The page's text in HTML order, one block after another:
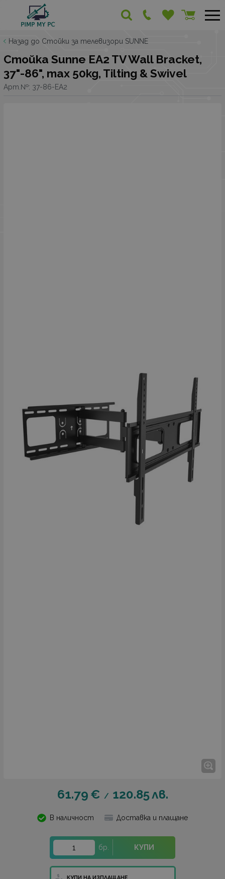
Назад до Стойки за телевизори SUNNE
Стойка Sunne EA2 TV Wall Bracket,
37"-86", max 50kg, Tilting & Swivel
Арт.№: 37-86-EA2
61.79 € / 120.85лв.
В наличност Доставка и плащане
бр. КУПИ
КУПИ НА ИЗПЛАЩАНЕ